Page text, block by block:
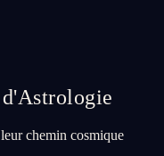
d'Astrologie
chemin cosmique